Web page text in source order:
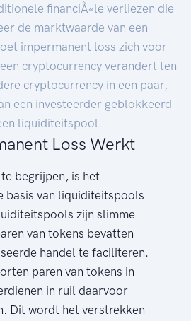
financiÃ«le verliezen die
de marktwaarde van een
impermanent loss zich voor
cryptocurrency verandert ten
cryptocurrency in een paar,
een investeerder geblokkeerd
liquiditeitspool.
Loss Werkt
begrijpen, is het
basis van liquiditeitspools
zijn slimme
van tokens bevatten
handel te faciliteren.
paren van tokens in
in ruil daarvoor
Dit wordt het verstrekken